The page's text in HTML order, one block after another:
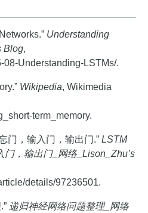
Understanding
Blog,
Understanding-LSTMs/.
Wikipedia, Wikimedia
term_memory.
门，输入门，输出门.” LSTM
门，输出门_网络_Lison_Zhu’s
details/97236501.
递归神经网络问题整理_网络